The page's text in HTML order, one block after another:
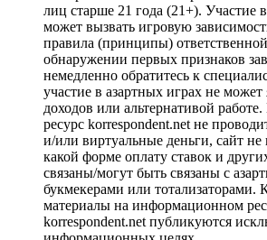
лиц старше 21 года (21+). Участие
может вызвать игровую
правила (принципы)
обнаружении первых признаков
немедленно обратитесь к
участие в азартных играх не может
доходов или альтернативой
ресурс korrespondent.net не
и/или виртуальные деньги, сайт
какой форме оплату ставок и
связаны/могут быть связаны с
букмекерами или тотализаторами.
материалы на информационном
korrespondent.net публикуются